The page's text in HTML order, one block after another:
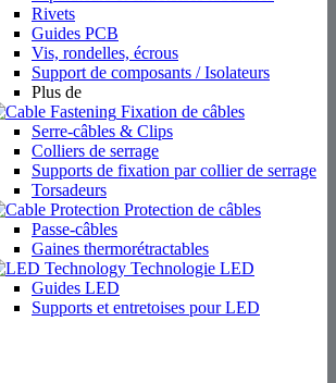
Rivets
Guides PCB
Vis, rondelles, écrous
Support de composants / Isolateurs
Plus de
Fixation de câbles
Serre-câbles & Clips
Colliers de serrage
Supports de fixation par collier de serrage
Torsadeurs
Protection de câbles
Passe-câbles
Gaines thermorétractables
Technologie LED
Guides LED
Supports et entretoises pour LED